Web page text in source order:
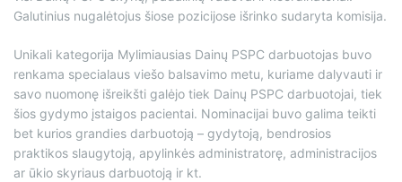
Galutinius nugalėtojus šiose pozicijose išrinko sudaryta komisija.
Unikali kategorija Mylimiausias Dainų PSPC darbuotojas buvo
renkama specialaus viešo balsavimo metu, kuriame dalyvauti ir
savo nuomonę išreikšti galėjo tiek Dainų PSPC darbuotojai, tiek
šios gydymo įstaigos pacientai. Nominacijai buvo galima teikti
bet kurios grandies darbuotoją – gydytoją, bendrosios
praktikos slaugytoją, apylinkės administratorę, administracijos
ar ūkio skyriaus darbuotoją ir kt.